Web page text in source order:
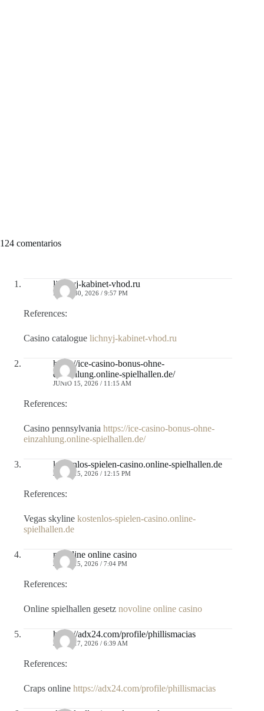
124 comentarios
lichnyj-kabinet-vhod.ru
MAYO 30, 2026 / 9:57 PM
References:
Casino catalogue lichnyj-kabinet-vhod.ru
https://ice-casino-bonus-ohne-
einzahlung.online-spielhallen.de/
JUNIO 15, 2026 / 11:15 AM
References:
Casino pennsylvania https://ice-casino-bonus-ohne-
einzahlung.online-spielhallen.de/
kostenlos-spielen-casino.online-spielhallen.de
JUNIO 15, 2026 / 12:15 PM
References:
Vegas skyline kostenlos-spielen-casino.online-
spielhallen.de
novoline online casino
JUNIO 15, 2026 / 7:04 PM
References:
Online spielhallen gesetz novoline online casino
https://adx24.com/profile/phillismacias
JUNIO 17, 2026 / 6:39 AM
References:
Craps online https://adx24.com/profile/phillismacias